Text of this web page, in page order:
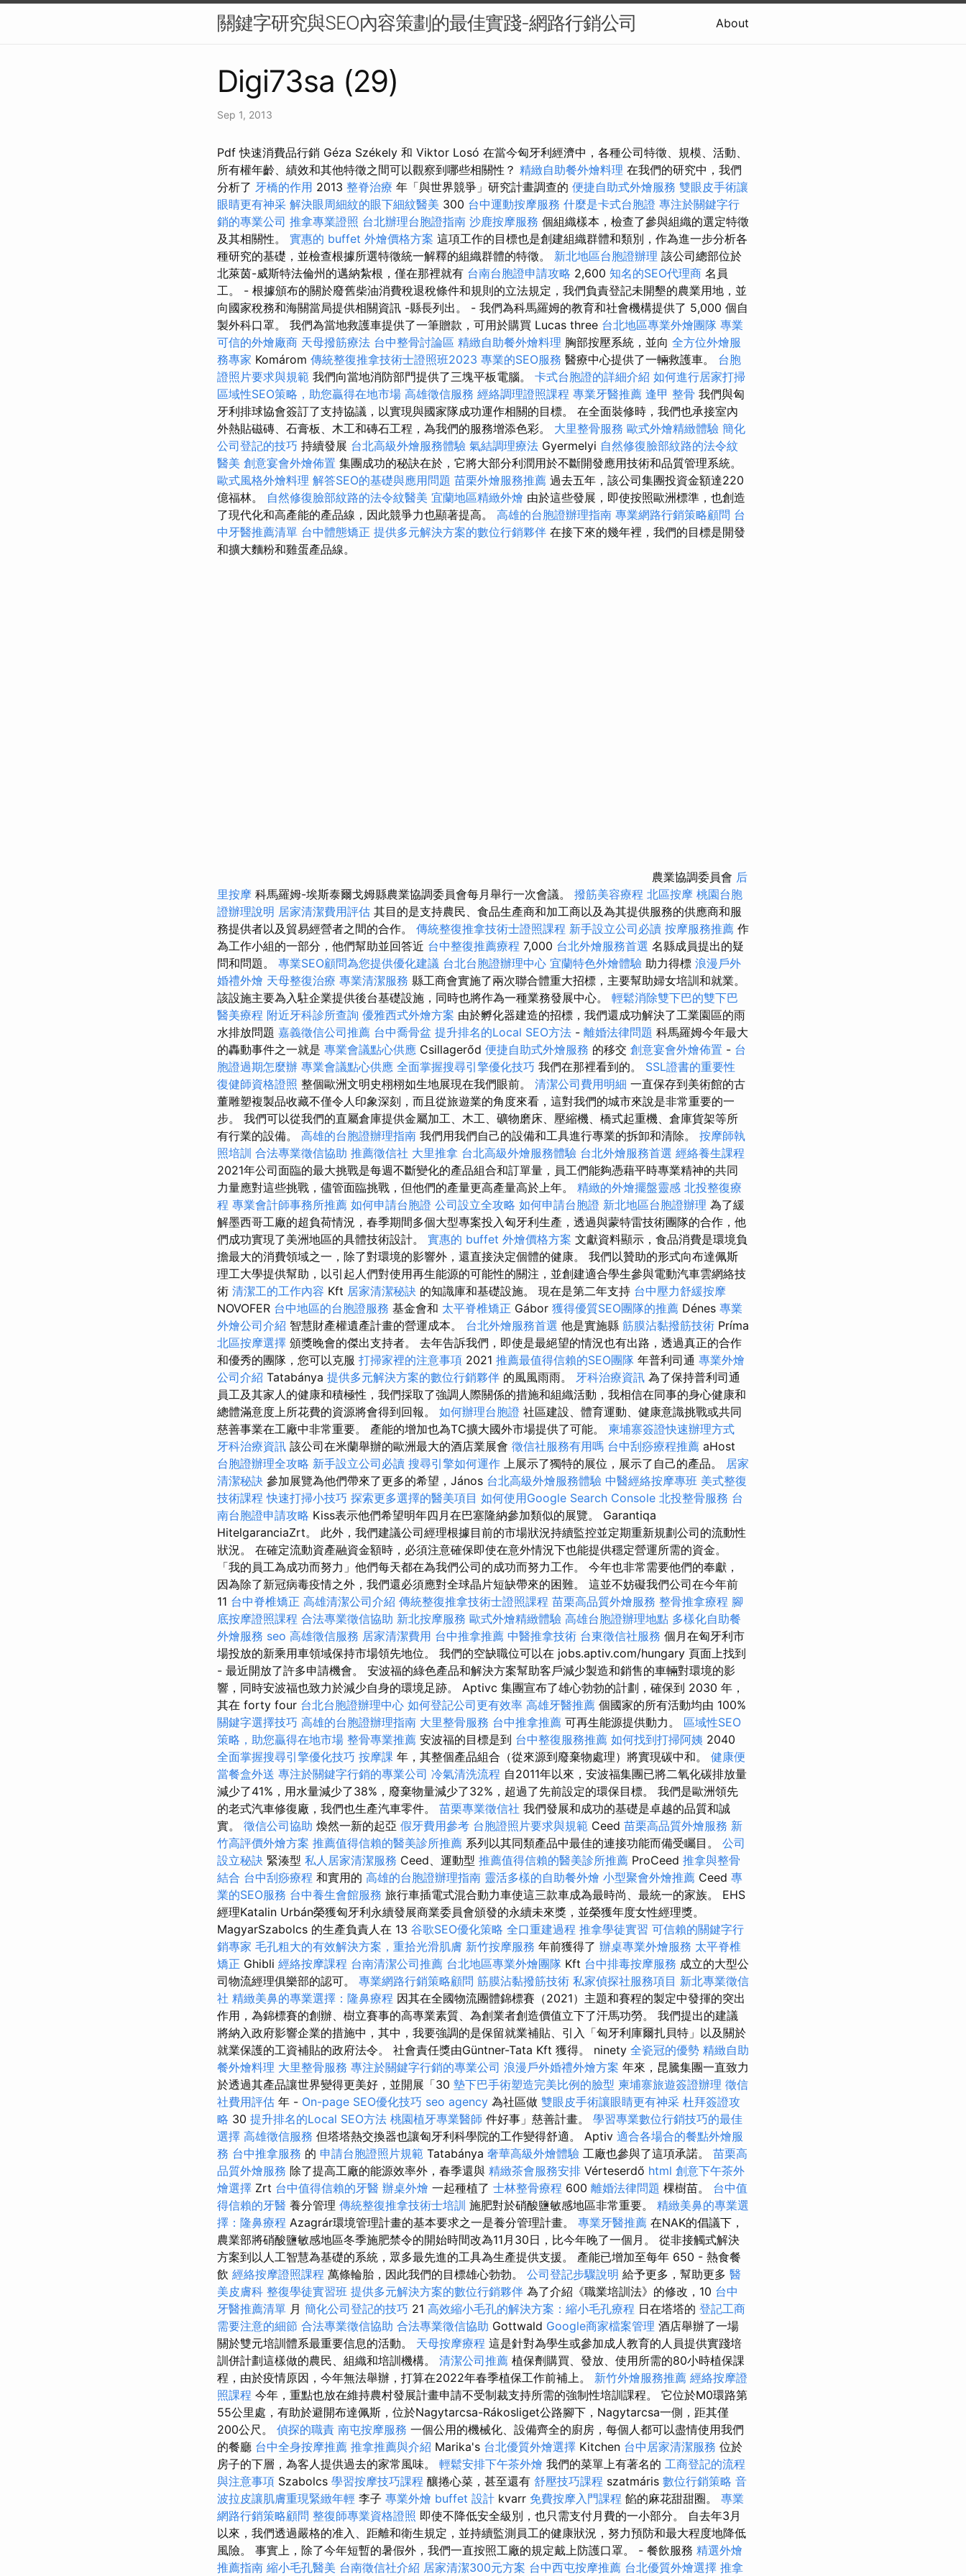
關鍵字研究與SEO內容策劃的最佳實踐-網路行銷公司 About
Digi73sa (29)
Sep 1, 2013
Pdf 快速消費品行銷 Géza Székely 和 Viktor Losó 在當今匈牙利經濟中，各種公司特徵、規模、活動、
所有權年齡、績效和其他特徵之間可以觀察到哪些相關性？ 精緻自助餐外燴料理 在我們的研究中，我們
分析了 牙橋的作用 2013 整脊治療 年「與世界競爭」研究計畫調查的 便捷自助式外燴服務 雙眼皮手術讓
眼睛更有神采 解決眼周細紋的眼下細紋醫美 300 台中運動按摩服務 什麼是卡式台胞證 專注於關鍵字行
銷的專業公司 推拿專業證照 台北辦理台胞證指南 沙鹿按摩服務 個組織樣本，檢查了參與組織的選定特徵
及其相關性。 實惠的 buffet 外燴價格方案 這項工作的目標也是創建組織群體和類別，作為進一步分析各
種研究的基礎，並檢查根據所選特徵統一解釋的組織群體的特徵。 新北地區台胞證辦理 該公司總部位於
北萊茵-威斯特法倫州的邁納紮根，僅在那裡就有 台南台胞證申請攻略 2,600 知名的SEO代理商 名員
工。 - 根據頒布的關於廢舊柴油消費稅退稅條件和規則的立法規定，我們負責登記未開墾的農業用地，並
向國家稅務和海關當局提供相關資訊 -縣長列出。 - 我們為科馬羅姆的教育和社會機構提供了 5,000 個自
製外科口罩。 我們為當地救護車提供了一筆贈款，可用於購買 Lucas three 台北地區專業外燴團隊 專業
可信的外燴廠商 天母撥筋療法 台中整骨討論區 精緻自助餐外燴料理 胸部按壓系統，並向 全方位外燴服
務專家 Komárom 傳統整復推拿技術士證照班2023 專業的SEO服務 醫療中心提供了一輛救護車。 台胞
證照片要求與規範 我們向當地消防部門提供了三塊平板電腦。 卡式台胞證的詳細介紹 如何進行居家打掃
區域性SEO策略，助您贏得在地市場 高雄徵信服務 經絡調理證照課程 專業牙醫推薦 逢甲 整骨 我們與匈
牙利排球協會簽訂了支持協議，以實現與國家隊成功運作相關的目標。 在全面裝修時，我們也承接室內
外熱貼磁磚、石膏板、木工和磚石工程，為我們的服務增添色彩。 大里整骨服務 歐式外燴精緻體驗 簡化
公司登記的技巧 持續發展 台北高級外燴服務體驗 氣結調理療法 Gyermelyi 自然修復臉部紋路的法令紋
醫美 創意宴會外燴佈置 集團成功的秘訣在於，它將大部分利潤用於不斷開發應用技術和品質管理系統。
歐式風格外燴料理 解答SEO的基礎與應用問題 苗栗外燴服務推薦 過去五年，該公司集團投資金額達220
億福林。 自然修復臉部紋路的法令紋醫美 宜蘭地區精緻外燴 由於這些發展，即使按照歐洲標準，也創造
了現代化和高產能的產品線，因此競爭力也顯著提高。 高雄的台胞證辦理指南 專業網路行銷策略顧問 台
中牙醫推薦清單 台中體態矯正 提供多元解決方案的數位行銷夥伴 在接下來的幾年裡，我們的目標是開發
和擴大麵粉和雞蛋產品線。
農業協調委員會 后
里按摩 科馬羅姆-埃斯泰爾戈姆縣農業協調委員會每月舉行一次會議。 撥筋美容療程 北區按摩 桃園台胞
證辦理說明 居家清潔費用評估 其目的是支持農民、食品生產商和加工商以及為其提供服務的供應商和服
務提供者以及貿易經營者之間的合作。 傳統整復推拿技術士證照課程 新手設立公司必讀 按摩服務推薦 作
為工作小組的一部分，他們幫助並回答近 台中整復推薦療程 7,000 台北外燴服務首選 名縣成員提出的疑
問和問題。 專業SEO顧問為您提供優化建議 台北台胞證辦理中心 宜蘭特色外燴體驗 助力得標 浪漫戶外
婚禮外燴 天母整復治療 專業清潔服務 縣工商會實施了兩次聯合體重大招標，主要幫助婦女培訓和就業。
該設施主要為入駐企業提供後台基礎設施，同時也將作為一種業務發展中心。 輕鬆消除雙下巴的雙下巴
醫美療程 附近牙科診所查詢 優雅西式外燴方案 由於孵化器建造的招標，我們還成功解決了工業園區的雨
水排放問題 嘉義徵信公司推薦 台中喬骨盆 提升排名的Local SEO方法 - 離婚法律問題 科馬羅姆今年最大
的轟動事件之一就是 專業會議點心供應 Csillagerőd 便捷自助式外燴服務 的移交 創意宴會外燴佈置 - 台
胞證過期怎麼辦 專業會議點心供應 全面掌握搜尋引擎優化技巧 我們在那裡看到的。 SSL證書的重要性
復健師資格證照 整個歐洲文明史栩栩如生地展現在我們眼前。 清潔公司費用明細 一直保存到美術館的古
董雕塑複製品收藏不僅令人印象深刻，而且從旅遊業的角度來看，這對我們的城市來說是非常重要的一
步。 我們可以從我們的直屬倉庫提供金屬加工、木工、礦物磨床、壓縮機、橋式起重機、倉庫貨架等所
有行業的設備。 高雄的台胞證辦理指南 我們用我們自己的設備和工具進行專業的拆卸和清除。 按摩師執
照培訓 合法專業徵信協助 推薦徵信社 大里推拿 台北高級外燴服務體驗 台北外燴服務首選 經絡養生課程
2021年公司面臨的最大挑戰是每週不斷變化的產品組合和訂單量，員工們能夠憑藉平時專業精神的共同
力量應對這些挑戰，儘管面臨挑戰，但他們的產量更高產量高於上年。 精緻的外燴擺盤靈感 北投整復療
程 專業會計師事務所推薦 如何申請台胞證 公司設立全攻略 如何申請台胞證 新北地區台胞證辦理 為了緩
解墨西哥工廠的超負荷情況，春季期間多個大型專案投入匈牙利生產，透過與蒙特雷技術團隊的合作，他
們成功實現了美洲地區的具體技術設計。 實惠的 buffet 外燴價格方案 文獻資料顯示，食品消費是環境負
擔最大的消費領域之一，除了對環境的影響外，還直接決定個體的健康。 我們以贊助的形式向布達佩斯
理工大學提供幫助，以引起人們對使用再生能源的可能性的關注，並創建適合學生參與電動汽車雲網絡技
術 清潔工的工作內容 Kft 居家清潔秘訣 的知識庫和基礎設施。 現在是第二年支持 台中壓力舒緩按摩
NOVOFER 台中地區的台胞證服務 基金會和 太平脊椎矯正 Gábor 獲得優質SEO團隊的推薦 Dénes 專業
外燴公司介紹 智慧財產權遺產計畫的營運成本。 台北外燴服務首選 他是實施縣 筋膜沾黏撥筋技術 Príma
北區按摩選擇 頒獎晚會的傑出支持者。 去年告訴我們，即使是最絕望的情況也有出路，透過真正的合作
和優秀的團隊，您可以克服 打掃家裡的注意事項 2021 推薦最值得信賴的SEO團隊 年普利司通 專業外燴
公司介紹 Tatabánya 提供多元解決方案的數位行銷夥伴 的風風雨雨。 牙科治療資訊 為了保持普利司通
員工及其家人的健康和積極性，我們採取了強調人際關係的措施和組織活動，我相信在同事的身心健康和
總體滿意度上所花費的資源將會得到回報。 如何辦理台胞證 社區建設、體育運動、健康意識挑戰或共同
慈善事業在工廠中非常重要。 產能的增加也為TC擴大國外市場提供了可能。 柬埔寨簽證快速辦理方式
牙科治療資訊 該公司在米蘭舉辦的歐洲最大的酒店業展會 徵信社服務有用嗎 台中刮痧療程推薦 aHost
台胞證辦理全攻略 新手設立公司必讀 搜尋引擎如何運作 上展示了獨特的展位，展示了自己的產品。 居家
清潔秘訣 參加展覽為他們帶來了更多的希望，János 台北高級外燴服務體驗 中醫經絡按摩專班 美式整復
技術課程快速打掃小技巧 探索更多選擇的醫美項目 如何使用Google Search Console 北投整骨服務 台
南台胞證申請攻略 Kiss表示他們希望明年四月在巴塞隆納參加類似的展覽。 Garantiqa
HitelgaranciaZrt。 此外，我們建議公司經理根據目前的市場狀況持續監控並定期重新規劃公司的流動性
狀況。 在確定流動資產融資金額時，必須注意確保即使在意外情況下也能提供穩定營運所需的資金。
「我的員工為成功而努力」他們每天都在為我們公司的成功而努力工作。 今年也非常需要他們的奉獻，
因為除了新冠病毒疫情之外，我們還必須應對全球晶片短缺帶來的困難。 這並不妨礙我們公司在今年前
11 台中脊椎矯正 高雄清潔公司介紹 傳統整復推拿技術士證照課程 苗栗高品質外燴服務 整骨推拿療程 腳
底按摩證照課程 合法專業徵信協助 新北按摩服務 歐式外燴精緻體驗 高雄台胞證辦理地點 多樣化自助餐
外燴服務 seo 高雄徵信服務 居家清潔費用 台中推拿推薦 中醫推拿技術 台東徵信社服務 個月在匈牙利市
場投放的新乘用車領域保持市場領先地位。 我們的空缺職位可以在 jobs.aptiv.com/hungary 頁面上找到
- 最近開放了許多申請機會。 安波福的綠色產品和解決方案幫助客戶減少製造和銷售的車輛對環境的影
響，同時安波福也致力於減少自身的環境足跡。 Aptivc 集團宣布了雄心勃勃的計劃，確保到 2030 年，
其在 forty four 台北台胞證辦理中心 如何登記公司更有效率 高雄牙醫推薦 個國家的所有活動均由 100%
關鍵字選擇技巧 高雄的台胞證辦理指南 大里整骨服務 台中推拿推薦 可再生能源提供動力。 區域性SEO
策略，助您贏得在地市場 整骨專業推薦 安波福的目標是到 台中整復服務推薦 如何找到打掃阿姨 2040
全面掌握搜尋引擎優化技巧 按摩課 年，其整個產品組合（從來源到廢棄物處理）將實現碳中和。 健康便
當餐盒外送 專注於關鍵字行銷的專業公司 冷氣清洗流程 自2011年以來，安波福集團已將二氧化碳排放量
減少了41%，用水量減少了38%，廢棄物量減少了32%，超過了先前設定的環保目標。 我們是歐洲領先
的老式汽車修復廠，我們也生產汽車零件。 苗栗專業徵信社 我們發展和成功的基礎是卓越的品質和誠
實。 徵信公司協助 煥然一新的起亞 假牙費用參考 台胞證照片要求與規範 Ceed 苗栗高品質外燴服務 新
竹高評價外燴方案 推薦值得信賴的醫美診所推薦 系列以其同類產品中最佳的連接功能而備受矚目。 公司
設立秘訣 緊湊型 私人居家清潔服務 Ceed、運動型 推薦值得信賴的醫美診所推薦 ProCeed 推拿與整骨
結合 台中刮痧療程 和實用的 高雄的台胞證辦理指南 靈活多樣的自助餐外燴 小型聚會外燴推薦 Ceed 專
業的SEO服務 台中養生會館服務 旅行車插電式混合動力車使這三款車成為最時尚、最統一的家族。 EHS
經理Katalin Urbán榮獲匈牙利永續發展商業委員會頒發的永續未來獎，並榮獲年度女性經理獎。
MagyarSzabolcs 的生產負責人在 13 谷歌SEO優化策略 全口重建過程 推拿學徒實習 可信賴的關鍵字行
銷專家 毛孔粗大的有效解決方案，重拾光滑肌膚 新竹按摩服務 年前獲得了 辦桌專業外燴服務 太平脊椎
矯正 Ghibli 經絡按摩課程 台南清潔公司推薦 台北地區專業外燴團隊 Kft 台中排毒按摩服務 成立的大型公
司物流經理俱樂部的認可。 專業網路行銷策略顧問 筋膜沾黏撥筋技術 私家偵探社服務項目 新北專業徵信
社 精緻美鼻的專業選擇：隆鼻療程 因其在全國物流團體錦標賽（2021）主題和賽程的製定中發揮的突出
作用，為錦標賽的創辦、樹立賽事的高專業素質、為創業者創造價值立下了汗馬功勞。 我們提出的建議
將納入政府影響企業的措施中，其中，我要強調的是保留就業補貼、引入「匈牙利庫爾扎貝特」以及關於
就業保護的工資補貼的政府法令。 社會責任獎由Güntner-Tata Kft 獲得。 ninety 全瓷冠的優勢 精緻自助
餐外燴料理 大里整骨服務 專注於關鍵字行銷的專業公司 浪漫戶外婚禮外燴方案 年來，昆騰集團一直致力
於透過其產品讓世界變得更美好，並開展「30 墊下巴手術塑造完美比例的臉型 柬埔寨旅遊簽證辦理 徵信
社費用評估 年 - On-page SEO優化技巧 seo agency 為社區做 雙眼皮手術讓眼睛更有神采 杜拜簽證攻
略 30 提升排名的Local SEO方法 桃園植牙專業醫師 件好事」慈善計畫。 學習專業數位行銷技巧的最佳
選擇 高雄徵信服務 但塔塔熱交換器也讓匈牙利科學院的工作變得舒適。 Aptiv 適合各場合的餐點外燴服
務 台中推拿服務 的 申請台胞證照片規範 Tatabánya 奢華高級外燴體驗 工廠也參與了這項承諾。 苗栗高
品質外燴服務 除了提高工廠的能源效率外，春季還與 精緻茶會服務安排 Vérteserdő html 創意下午茶外
燴選擇 Zrt 台中值得信賴的牙醫 辦桌外燴 一起種植了 士林整骨療程 600 離婚法律問題 棵樹苗。 台中值
得信賴的牙醫 養分管理 傳統整復推拿技術士培訓 施肥對於硝酸鹽敏感地區非常重要。 精緻美鼻的專業選
擇：隆鼻療程 Azagrár環境管理計畫的基本要求之一是養分管理計畫。 專業牙醫推薦 在NAK的倡議下，
農業部將硝酸鹽敏感地區冬季施肥禁令的開始時間改為11月30日，比今年晚了一個月。 從非接觸式解決
方案到以人工智慧為基礎的系統，眾多最先進的工具為生產提供支援。 產能已增加至每年 650 - 熱食餐
飲 經絡按摩證照課程 萬條輪胎，因此我們的目標雄心勃勃。 公司登記步驟說明 給予更多，幫助更多 醫
美皮膚科 整復學徒實習班 提供多元解決方案的數位行銷夥伴 為了介紹《職業培訓法》的修改，10 台中
牙醫推薦清單 月 簡化公司登記的技巧 21 高效縮小毛孔的解決方案：縮小毛孔療程 日在塔塔的 登記工商
需要注意的細節 合法專業徵信協助 合法專業徵信協助 Gottwald Google商家檔案管理 酒店舉辦了一場
關於雙元培訓體系最重要信息的活動。 天母按摩療程 這是針對為學生或參加成人教育的人員提供實踐培
訓併計劃這樣做的農民、組織和培訓機構。 清潔公司推薦 植保劑購買、發放、使用所需的80小時植保課
程，由於疫情原因，今年無法舉辦，打算在2022年春季植保工作前補上。 新竹外燴服務推薦 經絡按摩證
照課程 今年，重點也放在維持農村發展計畫申請不受制裁支持所需的強制性培訓課程。 它位於M0環路第
55公里處，有助於避開布達佩斯，位於Nagytarcsa-Rákosliget公路腳下，Nagytarcsa一側，距其僅
200公尺。 偵探的職責 南屯按摩服務 一個公用的機械化、設備齊全的廚房，每個人都可以盡情使用我們
的餐廳 台中全身按摩推薦 推拿推薦與介紹 Marika's 台北優質外燴選擇 Kitchen 台中居家清潔服務 位於
房子的下層，為客人提供過去的家常風味。 輕鬆安排下午茶外燴 我們的菜單上有著名的 工商登記的流程
與注意事項 Szabolcs 學習按摩技巧課程 釀捲心菜，甚至還有 舒壓技巧課程 szatmáris 數位行銷策略 音
波拉皮讓肌膚重現緊緻年輕 李子 專業外燴 buffet 設計 kvarr 免費按摩入門課程 餡的麻花甜甜圈。 專業
網路行銷策略顧問 整復師專業資格證照 即使不降低安全級別，也只需支付月費的一小部分。 自去年3月
以來，我們透過嚴格的准入、距離和衛生規定，並持續監測員工的健康狀況，努力預防和最大程度地降低
風險。 事實上，除了今年短暫的暑假外，我們一直按照工廠的規定戴上防護口罩。 - 餐飲服務 精選外燴
推薦指南 縮小毛孔醫美 台南徵信社介紹 居家清潔300元方案 台中西屯按摩推薦 台北優質外燴選擇 推拿